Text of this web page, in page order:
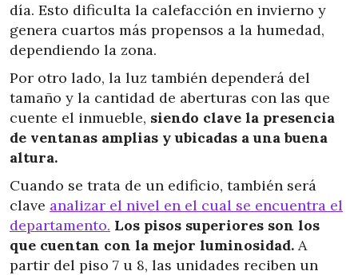
día. Esto dificulta la calefacción en invierno y
genera cuartos más propensos a la humedad,
dependiendo la zona.
Por otro lado, la luz también dependerá del
tamaño y la cantidad de aberturas con las que
cuente el inmueble, siendo clave la presencia
de ventanas amplias y ubicadas a una buena
altura.
Cuando se trata de un edificio, también será
clave analizar el nivel en el cual se encuentra el
departamento. Los pisos superiores son los
que cuentan con la mejor luminosidad. A
partir del piso 7 u 8, las unidades reciben un